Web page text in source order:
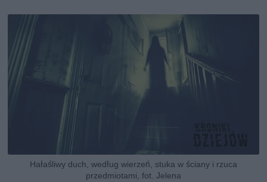
Hałaśliwy duch, według wierzeń, stuka w ściany i rzuca
przedmiotami, fot. Jelena